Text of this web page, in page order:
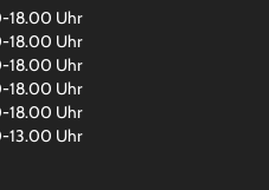
18.00 Uhr
18.00 Uhr
18.00 Uhr
18.00 Uhr
18.00 Uhr
13.00 Uhr